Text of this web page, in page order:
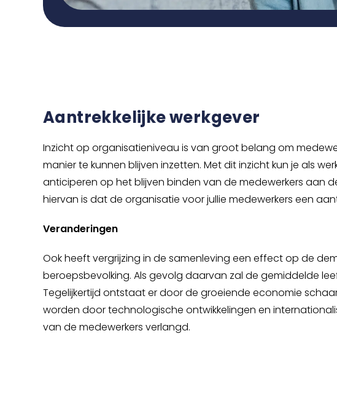
Aantrekkelijke werkgever
Inzicht op organisatieniveau is van groot belang om
manier te kunnen blijven inzetten. Met dit inzicht kun je als
anticiperen op het blijven binden van de medewerkers aan
hiervan is dat de organisatie voor jullie medewerkers een
Veranderingen
Ook heeft vergrijzing in de samenleving een effect op de
beroepsbevolking. Als gevolg daarvan zal de gemiddelde
Tegelijkertijd ontstaat er door de groeiende economie
worden door technologische ontwikkelingen en
van de medewerkers verlangd.